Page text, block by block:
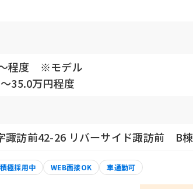
〜程度 ※モデル
35.0万円程度
諏訪前42-26 リバーサイド諏訪前 B
積極採用中 WEB面接OK 車通勤可